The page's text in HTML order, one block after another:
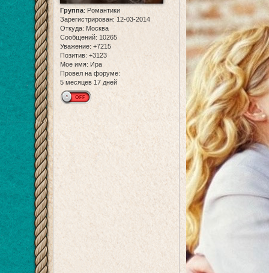
Группа: Романтики
Зарегистрирован: 12-03-2014
Откуда: Москва
Сообщений: 10265
Уважение: +7215
Позитив: +3123
Мое имя: Ира
Провел на форуме:
5 месяцев 17 дней